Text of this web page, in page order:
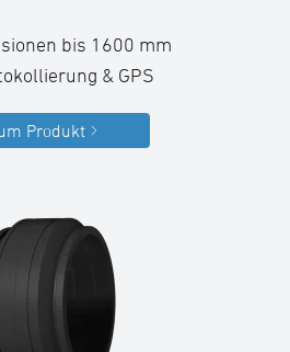
bis 1600 mm
& GPS
Produkt